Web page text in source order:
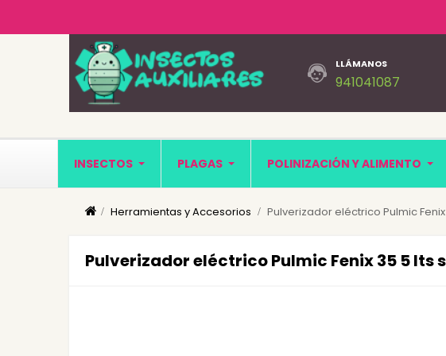
LLÁMANOS
941041087
INSECTOS PLAGAS POLINIZACIÓN Y ALIMENTO
Herramientas y Accesorios Pulverizador eléctrico Pulmic
Pulverizador eléctrico Pulmic Fenix 35 5